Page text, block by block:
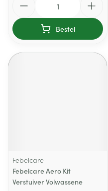
Bestel
Febelcare
Febelcare Aero Kit
Verstuiver Volwassene